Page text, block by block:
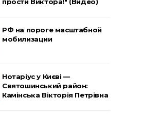
РФ на пороге масштабной
мобилизации
Нотаріус у Києві —
Святошинський район:
Камінська Вікторія Петрівна